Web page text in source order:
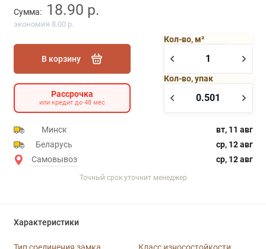
Сумма: 18.90 р.
экономия 8.00 р.
В корзину
Кол-во, м²
Кол-во, упак
Рассрочка
или кредит до 48 мес
Минск
вт, 11 авг
Беларусь
ср, 12 авг
Самовывоз
ср, 12 авг
Точный срок уточнит менеджер
Характеристики
Тип соединения замка Класс износостойкости